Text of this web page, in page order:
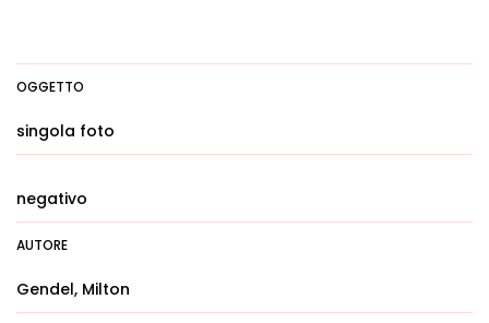
OGGETTO
singola foto
negativo
AUTORE
Gendel, Milton